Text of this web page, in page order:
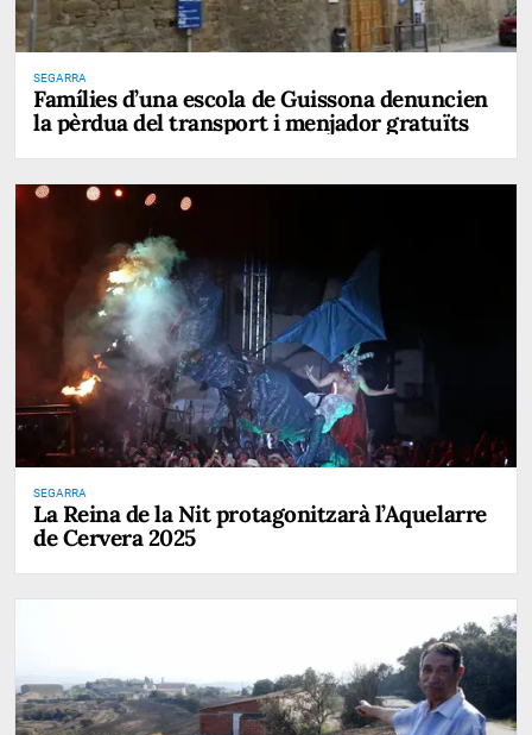
SEGARRA
Famílies d’una escola de Guissona denuncien
la pèrdua del transport i menjador gratuïts
SEGARRA
La Reina de la Nit protagonitzarà l’Aquelarre
de Cervera 2025